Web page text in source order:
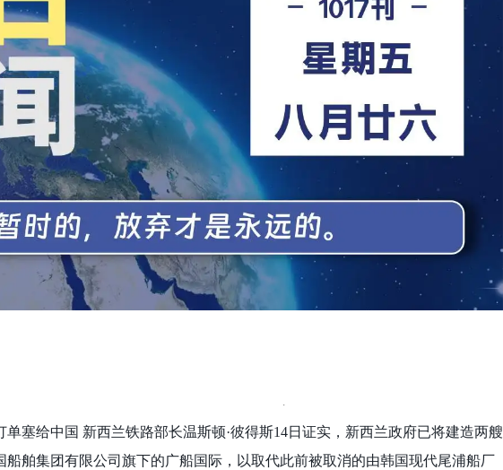
单塞给中国 新西兰铁路部长温斯顿·彼得斯14日证实，新西兰政府已将建造两艘
船舶集团有限公司旗下的广船国际，以取代此前被取消的由韩国现代尾浦船厂